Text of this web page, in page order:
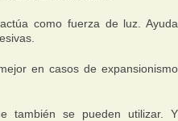
como fuerza de luz. Ayuda
en casos de expansionismo
también se pueden utilizar. Y